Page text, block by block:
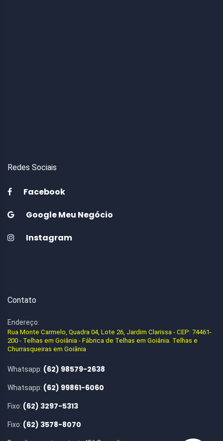
Redes Sociais
Facebook
Google Meu Negócio
Instagram
Contato
Endereço:
Rua Monte Carmelo, Quadra 04, Lote 26, Jardim Clarissa - CEP: 74461-
200 - Telhas em Goiânia - Fábrica de Telhas em Goiânia. Telhas e
Churrasqueiras em Goiânia
Whatsapp: (62) 98579-2638
Whatsapp: (62) 99861-6060
Fixo: (62) 3297-5313
Fixo: (62) 3578-8070